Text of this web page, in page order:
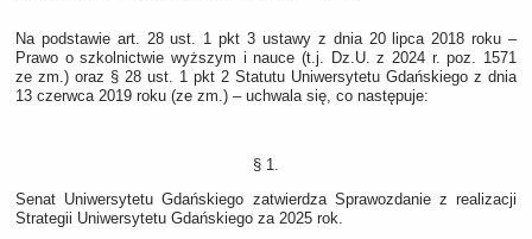
Na podstawie art. 28 ust. 1 pkt 3 ustawy z dnia 20 lipca 2018 roku –
Prawo o szkolnictwie wyższym i nauce (t.j. Dz.U. z 2024 r. poz. 1571
ze zm.) oraz § 28 ust. 1 pkt 2 Statutu Uniwersytetu Gdańskiego z dnia
13 czerwca 2019 roku (ze zm.) – uchwala się, co następuje:
§ 1.
Senat Uniwersytetu Gdańskiego zatwierdza Sprawozdanie z realizacji
Strategii Uniwersytetu Gdańskiego za 2025 rok.